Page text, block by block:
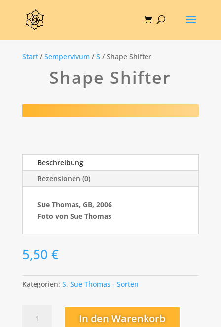
Start/ Sempervivum / S / Shape Shifter
Shape Shifter
Beschreibung
Rezensionen (0)
Sue Thomas, GB, 2006
Foto von Sue Thomas
5,50 €
Kategorien: S, Sue Thomas - Sorten
Shifter
In den Warenkorb